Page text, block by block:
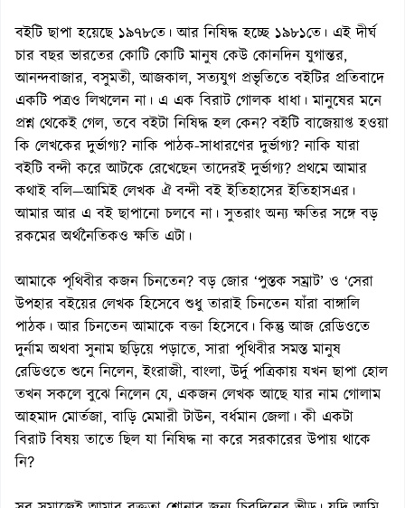
বইটি ছাপা হয়েছে ১৯৭৮তে। আর নিষিদ্ধ হচ্ছে ১৯৮১তে। এই দীর্ঘ
চার বছর ভারতের কোটি কোটি মানুষ কেউ কোনদিন যুগান্তর,
আনন্দবাজার, বসুমতী, আজকাল, সত্যযুগ প্রভৃতিতে বইটির প্রতিবাদে
একটি পত্রও লিখলেন না। এ এক বিরাট গোলক ধাধা। মানুষের মনে
প্রশ্ন থেকেই গেল, তবে বইটা নিষিদ্ধ হল কেন? বইটি বাজেয়াপ্ত হওয়া
কি লেখকের দুর্ভাগ্য? নাকি পাঠক-সাধারণের দুর্ভাগ্য? নাকি যারা
বইটি বন্দী করে আটকে রেখেছেন তাদেরই দুর্ভাগ্য? প্রথমে আমার
কথাই বলি—আমিই লেখক ঐ বন্দী বই ইতিহাসের ইতিহাসএর।
আমার আর এ বই ছাপানো চলবে না। সুতরাং অন্য ক্ষতির সঙ্গে বড়
রকমের অর্থনৈতিকও ক্ষতি এটা।
আমাকে পৃথিবীর কজন চিনতেন? বড় জোর ‘পুস্তক সম্রাট’ ও ‘সেরা
উপহার বইয়ের লেখক হিসেবে শুধু তারাই চিনতেন যাঁরা বাঙ্গালি
পাঠক। আর চিনতেন আমাকে বক্তা হিসেবে। কিন্তু আজ রেডিওতে
দুর্নাম অথবা সুনাম ছড়িয়ে পড়াতে, সারা পৃথিবীর সমস্ত মানুষ
রেডিওতে শুনে নিলেন, ইংরাজী, বাংলা, উর্দু পত্রিকায় যখন ছাপা হোল
তখন সকলে বুঝে নিলেন যে, একজন লেখক আছে যার নাম গোলাম
আহমাদ মোর্তজা, বাড়ি মেমারী টাউন, বর্ধমান জেলা। কী একটা
বিরাট বিষয় তাতে ছিল যা নিষিদ্ধ না করে সরকারের উপায় থাকে
নি?